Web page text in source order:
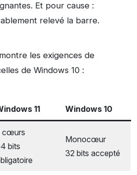
Et pour cause :
relevé la barre.
les exigences de
de Windows 10 :
11 Windows 10
cœurs
bits
Monocœur
32 bits accepté